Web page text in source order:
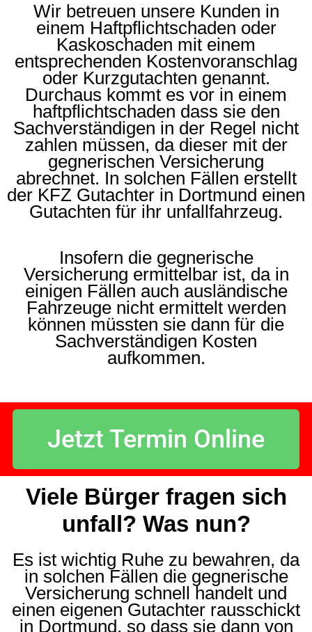
Wir betreuen unsere Kunden in
einem Haftpflichtschaden oder
Kaskoschaden mit einem
entsprechenden Kostenvoranschlag
oder Kurzgutachten genannt.
Durchaus kommt es vor in einem
haftpflichtschaden dass sie den
Sachverständigen in der Regel nicht
zahlen müssen, da dieser mit der
gegnerischen Versicherung
abrechnet. In solchen Fällen erstellt
der KFZ Gutachter in Dortmund einen
Gutachten für ihr unfallfahrzeug.
Insofern die gegnerische
Versicherung ermittelbar ist, da in
einigen Fällen auch ausländische
Fahrzeuge nicht ermittelt werden
können müssten sie dann für die
Sachverständigen Kosten
aufkommen.
Jetzt Termin Online
Viele Bürger fragen sich
unfall? Was nun?
Es ist wichtig Ruhe zu bewahren, da
in solchen Fällen die gegnerische
Versicherung schnell handelt und
einen eigenen Gutachter rausschickt
in Dortmund, so dass sie dann von